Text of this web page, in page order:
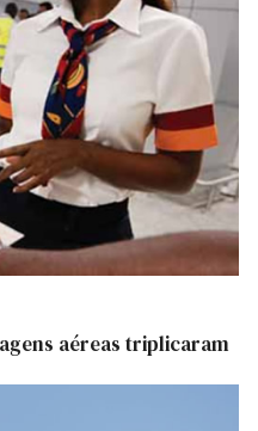
aéreas triplicaram